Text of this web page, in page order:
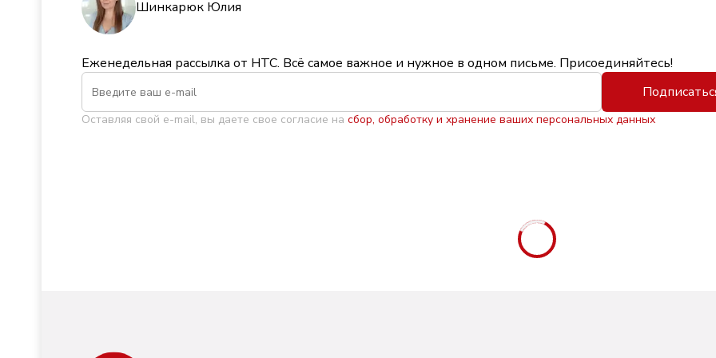
Шинкарюк Юлия
Еженедельная рассылка от НТС. Всё самое важное и нужное в одном письме. Присоединяйтесь!
Оставляя свой e-mail, вы даете свое согласие на сбор, обработку и хранение ваших персональных данных